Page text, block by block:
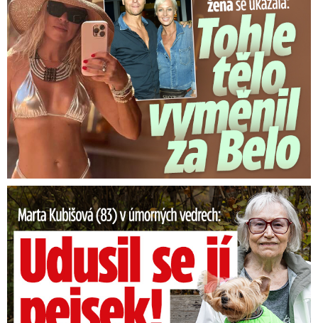
Marta Kubišová (83) v úmorných vedrech: Udusil se jí pejsek!